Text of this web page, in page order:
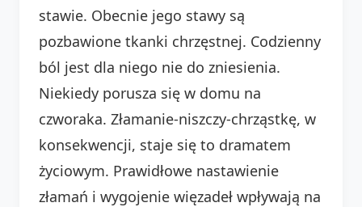
stawie. Obecnie jego stawy są
pozbawione tkanki chrzęstnej. Codzienny
ból jest dla niego nie do zniesienia.
Niekiedy porusza się w domu na
czworaka. Złamanie-niszczy-chrząstkę, w
konsekwencji, staje się to dramatem
życiowym. Prawidłowe nastawienie
złamań i wygojenie więzadeł wpływają na